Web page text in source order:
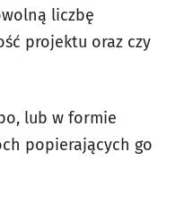
liczbę
projektu oraz czy
lub w formie
popierających go